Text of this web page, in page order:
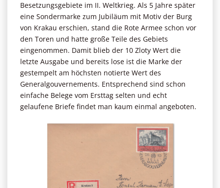
Besetzungsgebiete im II. Weltkrieg. Als 5 Jahre später
eine Sondermarke zum Jubiläum mit Motiv der Burg
von Krakau erschien, stand die Rote Armee schon vor
den Toren und hatte große Teile des Gebiets
eingenommen. Damit blieb der 10 Zloty Wert die
letzte Ausgabe und bereits lose ist die Marke der
gestempelt am höchsten notierte Wert des
Generalgouvernements. Entsprechend sind schon
einfache Belege vom Ersttag selten und echt
gelaufene Briefe findet man kaum einmal angeboten.